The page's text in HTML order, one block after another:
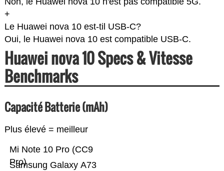
+
Le Huawei nova 10 est-til USB-C?
Oui, le Huawei nova 10 est compatible USB-C.
Huawei nova 10 Specs & Vitesse
Benchmarks
Capacité Batterie (mAh)
Plus élevé = meilleur
Samsung Galaxy A73
Mi Note 10 Pro (CC9
Pro)